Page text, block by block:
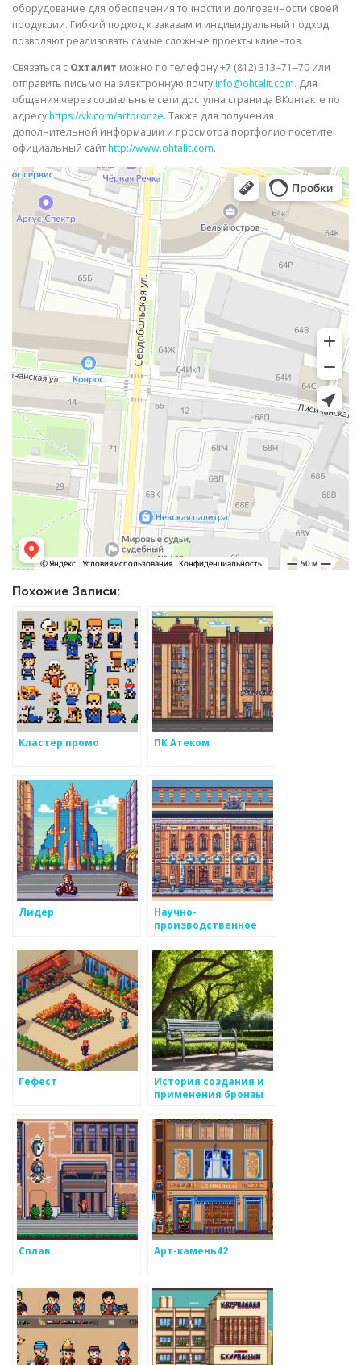
оборудование для обеспечения точности и долговечности своей
продукции. Гибкий подход к заказам и индивидуальный подход
позволяют реализовать самые сложные проекты клиентов.
Связаться с Охталит можно по телефону +7 (812) 313‒71‒70 или
отправить письмо на электронную почтуinfo@ohtalit.com. Для
общения через социальные сети доступна страница ВКонтакте по
адресуhttps://vk.com/artbronze. Также для получения
дополнительной информации и просмотра портфолио посетите
официальный сайтhttp://www.ohtalit.com.
Похожие Записи:
Кластер промо ПК Атеком
Лидер
Научно-
производственное
Гефест
История создания и
применения бронзы
Сплав Арт-камень42